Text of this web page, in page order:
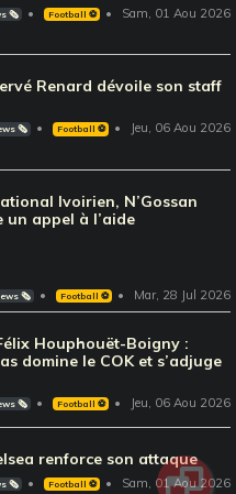
🗞️ Football ⚽️ Sam, 01 Aou 2026
Renard dévoile son staff
🗞️ Football ⚽️ Jeu, 06 Aou 2026
Ivoirien, N’Gossan
un appel à l’aide
🗞️ Football ⚽️ Mar, 28 Jul 2026
Houphouët-Boigny :
domine le COK et s’adjuge
🗞️ Football ⚽️ Jeu, 06 Aou 2026
renforce son attaque
🗞️ Football ⚽️ Sam, 01 Aou 2026